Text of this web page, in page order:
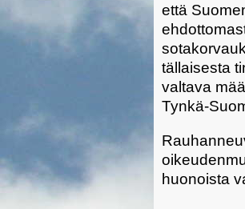
että
tällaisesta
valtava
Tynkä-
huonoista